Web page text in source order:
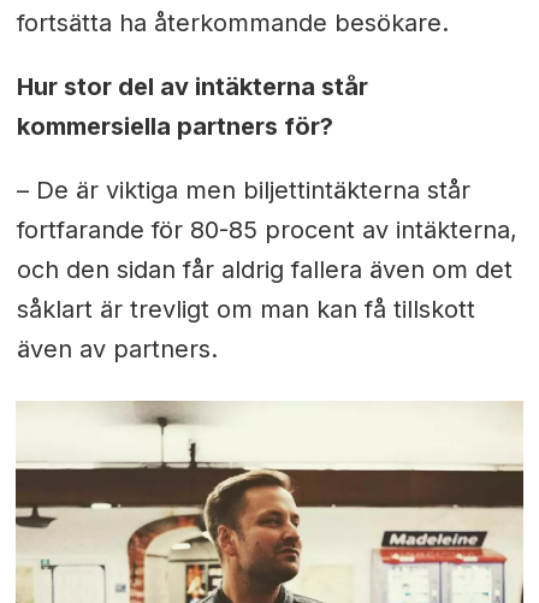
fortsätta ha återkommande besökare.
Hur stor del av intäkterna står
kommersiella partners för?
– De är viktiga men biljettintäkterna står
fortfarande för 80-85 procent av intäkterna,
och den sidan får aldrig fallera även om det
såklart är trevligt om man kan få tillskott
även av partners.